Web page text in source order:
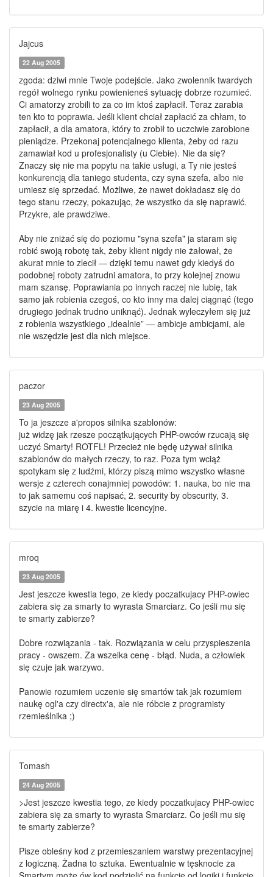
Jajcus
22 Aug 2005
zgoda: dziwi mnie Twoje podejście. Jako zwolennik twardych
regół wolnego rynku powienieneś sytuację dobrze rozumieć.
Ci amatorzy zrobili to za co im ktoś zapłacił. Teraz zarabia
ten kto to poprawia. Jeśli klient chciał zapłacić za chłam, to
zapłacił, a dla amatora, który to zrobił to uczciwie zarobione
pieniądze. Przekonaj potencjalnego klienta, żeby od razu
zamawiał kod u profesjonalisty (u Ciebie). Nie da się?
Znaczy się nie ma popytu na takie usługi, a Ty nie jesteś
konkurencją dla taniego studenta, czy syna szefa, albo nie
umiesz się sprzedać. Możliwe, że nawet dokładasz się do
tego stanu rzeczy, pokazując, że wszystko da się naprawić.
Przykre, ale prawdziwe.
Aby nie zniżać się do poziomu "syna szefa" ja staram się
robić swoją robotę tak, żeby klient nigdy nie żałował, że
akurat mnie to zlecił — dzięki temu nawet gdy kiedyś do
podobnej roboty zatrudni amatora, to przy kolejnej znowu
mam szansę. Poprawiania po innych raczej nie lubię, tak
samo jak robienia czegoś, co kto inny ma dalej ciągnąć (tego
drugiego jednak trudno uniknąć). Jednak wyleczyłem się już
z robienia wszystkiego „idealnie” — ambicje ambicjami, ale
nie wszędzie jest dla nich miejsce.
paczor
23 Aug 2005
To ja jeszcze a'propos silnika szablonów:
już widzę jak rzesze początkujących PHP-owców rzucają się
uczyć Smarty! ROTFL! Przecież nie będę używał silnika
szablonów do małych rzeczy, to raz. Poza tym wciąż
spotykam się z ludźmi, którzy piszą mimo wszystko własne
wersje z czterech conajmniej powodów: 1. nauka, bo nie ma
to jak samemu coś napisać, 2. security by obscurity, 3.
szycie na miarę i 4. kwestie licencyjne.
mroq
23 Aug 2005
Jest jeszcze kwestia tego, ze kiedy poczatkujacy PHP-owiec
zabiera się za smarty to wyrasta Smarciarz. Co jeśli mu się
te smarty zabierze?
Dobre rozwiązania - tak. Rozwiązania w celu przyspieszenia
pracy - owszem. Za wszelka cenę - błąd. Nuda, a człowiek
się czuje jak warzywo.
Panowie rozumiem uczenie się smartów tak jak rozumiem
naukę ogl'a czy directx'a, ale nie róbcie z programisty
rzemieślnika ;)
Tomash
24 Aug 2005
>Jest jeszcze kwestia tego, ze kiedy poczatkujacy PHP-owiec
zabiera się za smarty to wyrasta Smarciarz. Co jeśli mu się
te smarty zabierze?
Pisze obleśny kod z przemieszaniem warstwy prezentacyjnej
z logiczną. Żadna to sztuka. Ewentualnie w tęsknocie za